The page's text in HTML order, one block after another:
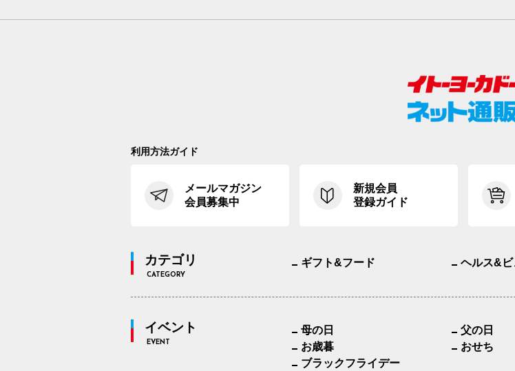
利用方法ガイド
メールマガジン
会員募集中
新規会員
登録ガイド
カテゴリ
CATEGORY
ギフト&フード ヘルス&
イベント
EVENT
母の日 父の日
お歳暮
おせち
ブラックフライデー